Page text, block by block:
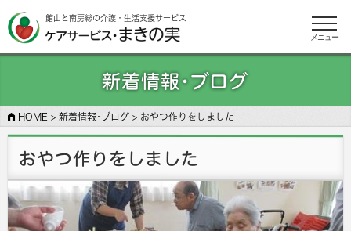
館山と南房総の介護・生活支援サービス
メニュー
新着情報･ブログ
HOME > 新着情報･ブログ > おやつ作りをしました
おやつ作りをしました